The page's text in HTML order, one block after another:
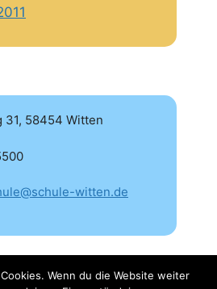
31, 58454 Witten
witten.de
Wenn du die Website weiter